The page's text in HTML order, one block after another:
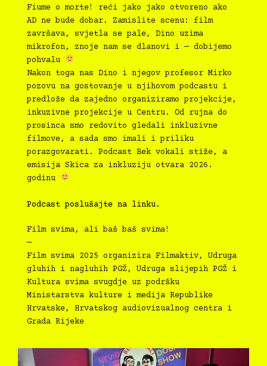
Fiume o morte! reći jako jako otvoreno ako
AD ne bude dobar. Zamislite scenu: film
završava, svjetla se pale, Dino uzima
mikrofon, znoje nam se dlanovi i — dobijemo
pohvalu
Nakon toga nas Dino i njegov profesor Mirko
pozovu na gostovanje u njihovom podcastu i
predlože da zajedno organiziramo projekcije,
inkuzivne projekcije u Centru. Od rujna do
prosinca smo redovito gledali inkluzivne
filmove, a sada smo imali i priliku
porazgovarati. Podcast Bek vokali stiže, a
emisija Skica za inkluziju otvara 2026.
godinu
Podcast poslušajte na linku.
Film svima, ali baš baš svima!
—
Film svima 2025 organizira Filmaktiv, Udruga
gluhih i nagluhih PGŽ, Udruga slijepih PGŽ i
Kultura svima svugdje uz podršku
Ministarstva kulture i medija Republike
Hrvatske, Hrvatskog audiovizualnog centra i
Grada Rijeke